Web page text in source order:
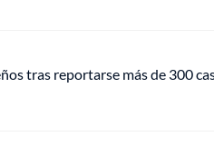
tras reportarse más de 300